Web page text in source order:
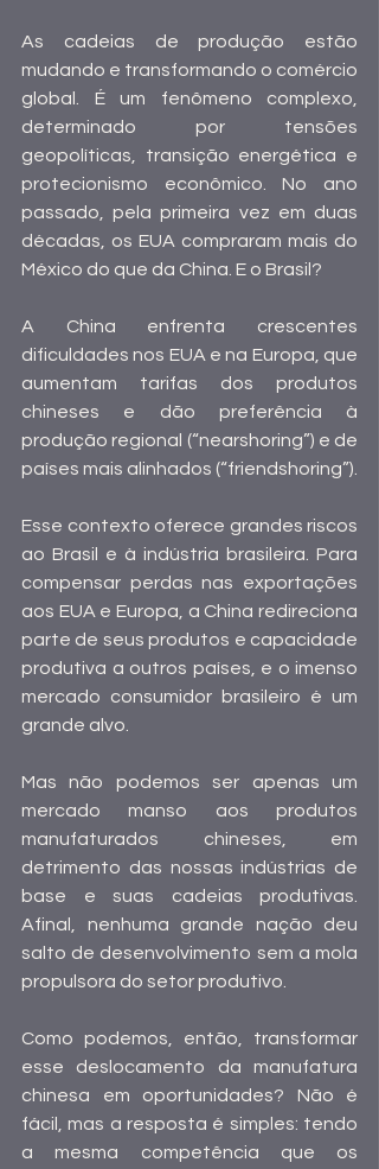
As cadeias de produção estão
mudando e transformando o comércio
global. É um fenômeno complexo,
determinado por tensões
geopolíticas, transição energética e
protecionismo econômico. No ano
passado, pela primeira vez em duas
décadas, os EUA compraram mais do
México do que da China. E o Brasil?
A China enfrenta crescentes
dificuldades nos EUA e na Europa, que
aumentam tarifas dos produtos
chineses e dão preferência à
produção regional (“nearshoring”) e de
países mais alinhados (“friendshoring”).
Esse contexto oferece grandes riscos
ao Brasil e à indústria brasileira. Para
compensar perdas nas exportações
aos EUA e Europa, a China redireciona
parte de seus produtos e capacidade
produtiva a outros países, e o imenso
mercado consumidor brasileiro é um
grande alvo.
Mas não podemos ser apenas um
mercado manso aos produtos
manufaturados chineses, em
detrimento das nossas indústrias de
base e suas cadeias produtivas.
Afinal, nenhuma grande nação deu
salto de desenvolvimento sem a mola
propulsora do setor produtivo.
Como podemos, então, transformar
esse deslocamento da manufatura
chinesa em oportunidades? Não é
fácil, mas a resposta é simples: tendo
a mesma competência que os